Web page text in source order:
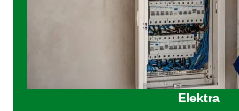
Elektra